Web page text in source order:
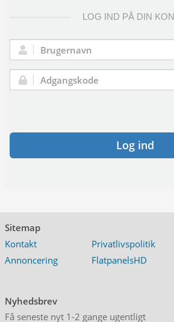
LOG IND PÅ DIN
Brugernavn:
Adgangskode:
Log ind
Sitemap
Kontakt
Privatlivspolitik
Annoncering
FlatpanelsHD
Nyhedsbrev
Få seneste nyt 1-2 gange ugentligt